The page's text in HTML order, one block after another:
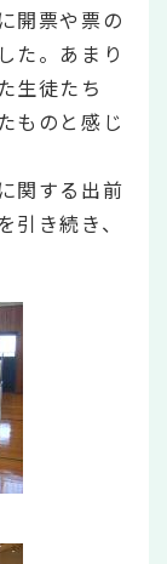
開票や票の
た。あまり
生徒たち
ものと感じ
関する出前
き続き、